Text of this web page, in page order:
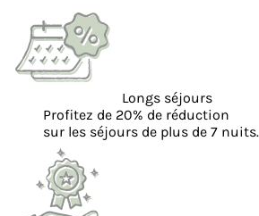
Longs séjours
Profitez de 20% de réduction
sur les séjours de plus de 7 nuits.